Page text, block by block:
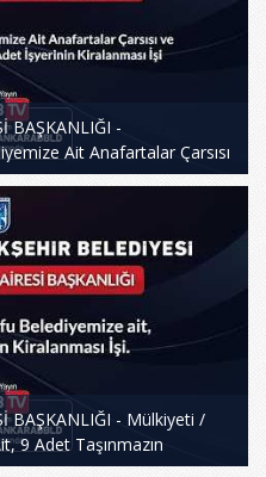
BAŞKANLIĞI -
Ait Anafartalar Çarsısı
269 Adet İşyerinin
BAŞKANLIĞI - Mülkiyeti /
9 Adet Taşınmazın